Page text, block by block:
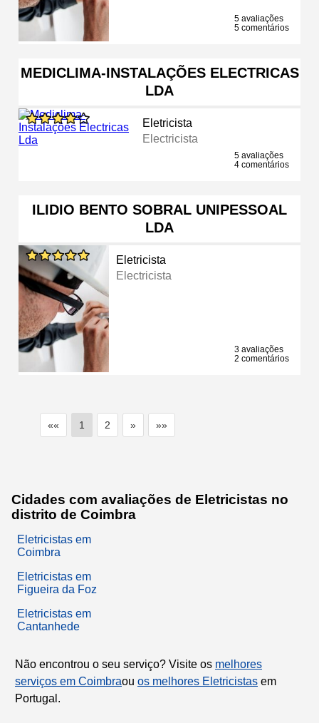
5 avaliações
5 comentários
MEDICLIMA-INSTALAÇÕES ELECTRICAS
LDA
Eletricista
Electricista
5 avaliações
4 comentários
ILIDIO BENTO SOBRAL UNIPESSOAL
LDA
Eletricista
Electricista
3 avaliações
2 comentários
«« 1 2 » »»
Cidades com avaliações de Eletricistas no
distrito de Coimbra
Eletricistas em
Coimbra
Eletricistas em
Figueira da Foz
Eletricistas em
Cantanhede
Não encontrou o seu serviço? Visite os melhores
serviços em Coimbraou os melhores Eletricistas em
Portugal.